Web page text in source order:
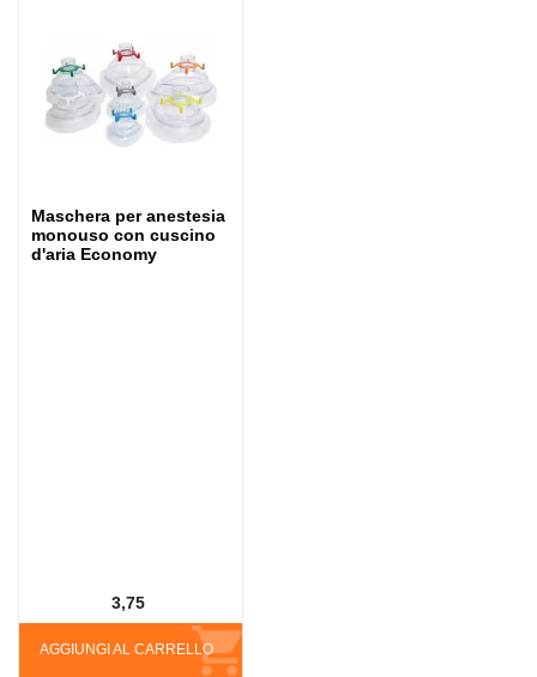
Maschera per anestesia
monouso con cuscino
d'aria Economy
AGGIUNGI AL CARRELLO
3,75